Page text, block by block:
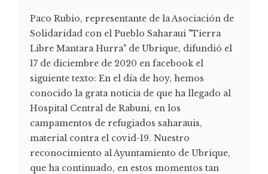
Paco Rubio, representante de la Asociación de
Solidaridad con el Pueblo Saharaui "Tierra
Libre Mantara Hurra" de Ubrique, difundió el
17 de diciembre de 2020 en facebook el
siguiente texto: En el día de hoy, hemos
conocido la grata noticia de que ha llegado al
Hospital Central de Rabuni, en los
campamentos de refugiados saharauis,
material contra el covid-19. Nuestro
reconocimiento al Ayuntamiento de Ubrique,
que ha continuado, en estos momentos tan